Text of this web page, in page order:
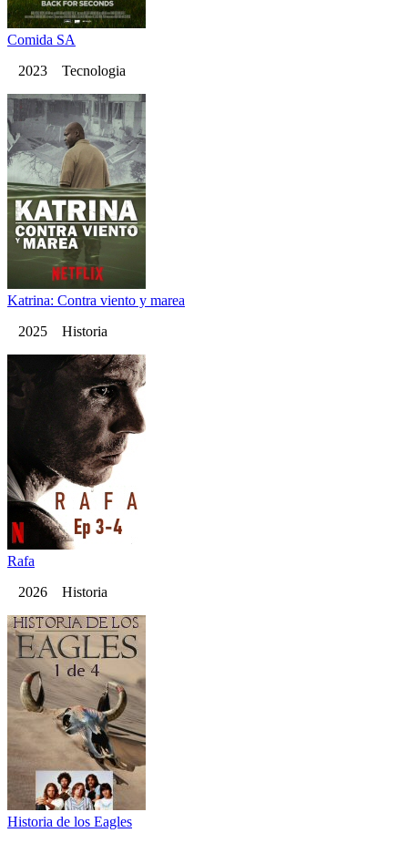
Comida SA
2023 Tecnologia
Katrina: Contra viento y marea
2025 Historia
Rafa
2026 Historia
Historia de los Eagles